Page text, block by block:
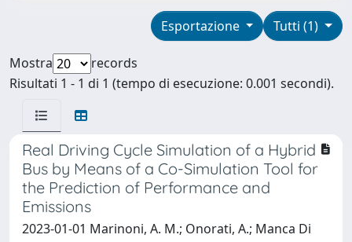
Tutti (1)
Esportazione
Mostra
records
Risultati 1 - 1 di 1 (tempo di esecuzione: 0.001 secondi).
Real Driving Cycle Simulation of a Hybrid
Bus by Means of a Co-Simulation Tool for
the Prediction of Performance and
Emissions
2023-01-01 Marinoni, A. M.; Onorati, A.; Manca Di